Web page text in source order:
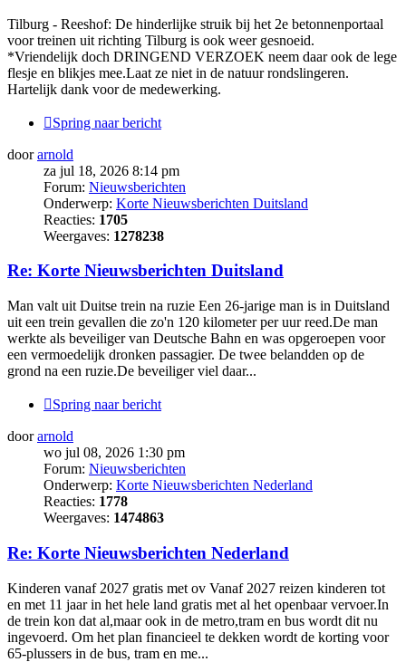
Tilburg - Reeshof: De hinderlijke struik bij het 2e betonnenportaal
voor treinen uit richting Tilburg is ook weer gesnoeid.
*Vriendelijk doch DRINGEND VERZOEK neem daar ook de lege
flesje en blikjes mee.Laat ze niet in de natuur rondslingeren.
Hartelijk dank voor de medewerking.
Spring naar bericht
doorarnold
za jul 18, 2026 8:14 pm
Forum: Nieuwsberichten
Onderwerp: Korte Nieuwsberichten Duitsland
Reacties: 1705
Weergaves: 1278238
Re: Korte Nieuwsberichten Duitsland
Man valt uit Duitse trein na ruzie Een 26-jarige man is in Duitsland
uit een trein gevallen die zo'n 120 kilometer per uur reed.De man
werkte als beveiliger van Deutsche Bahn en was opgeroepen voor
een vermoedelijk dronken passagier. De twee belandden op de
grond na een ruzie.De beveiliger viel daar...
Spring naar bericht
doorarnold
wo jul 08, 2026 1:30 pm
Forum: Nieuwsberichten
Onderwerp: Korte Nieuwsberichten Nederland
Reacties: 1778
Weergaves: 1474863
Re: Korte Nieuwsberichten Nederland
Kinderen vanaf 2027 gratis met ov Vanaf 2027 reizen kinderen tot
en met 11 jaar in het hele land gratis met al het openbaar vervoer.In
de trein kon dat al,maar ook in de metro,tram en bus wordt dit nu
ingevoerd. Om het plan financieel te dekken wordt de korting voor
65-plussers in de bus, tram en me...